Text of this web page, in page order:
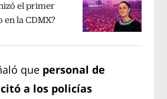
el primer
la CDMX?
que personal de
a los policías